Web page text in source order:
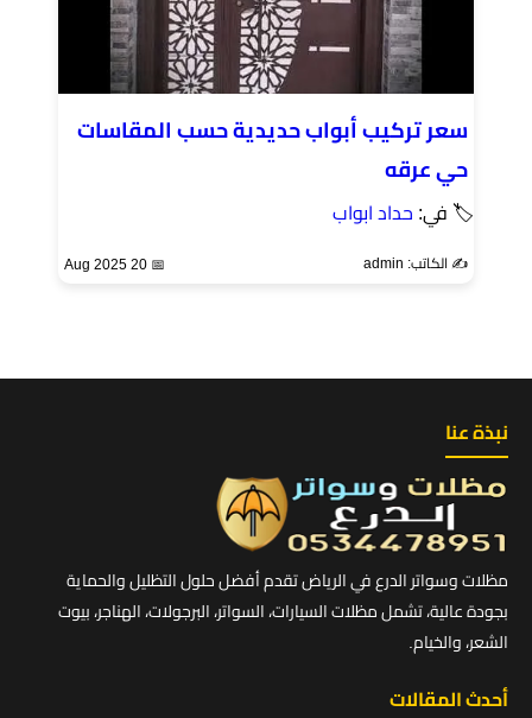
سعر تركيب أبواب حديدية حسب المقاسات
حي عرقه
🏷 في: حداد ابواب
✍️ الكاتب: admin 📅 20 Aug 2025
نبذة عنا
مظلات وسواتر الدرع في الرياض تقدم أفضل حلول التظليل والحماية
بجودة عالية، تشمل مظلات السيارات، السواتر، البرجولات، الهناجر، بيوت
الشعر، والخيام.
أحدث المقالات